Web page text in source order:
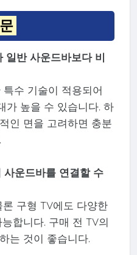
일반 사운드바보다 비
수 기술이 적용되어
가 높을 수 있습니다. 하
인 면을 고려하면 충분
운드바를 연결할 수
구형 TV에도 다양한
합니다. 구매 전 TV의
는 것이 좋습니다.